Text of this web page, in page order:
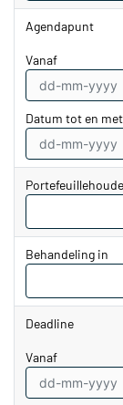
Agendapunt
vanaf
Datum tot en met
Behandeling in
Deadline
vanaf